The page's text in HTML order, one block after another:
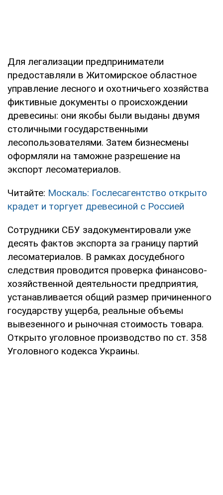
Для легализации предприниматели
предоставляли в Житомирское областное
управление лесного и охотничьего хозяйства
фиктивные документы о происхождении
древесины: они якобы были выданы двумя
столичными государственными
лесопользователями. Затем бизнесмены
оформляли на таможне разрешение на
экспорт лесоматериалов.
Читайте: Москаль: Гослесагентство открыто
крадет и торгует древесиной с Россией
Сотрудники СБУ задокументировали уже
десять фактов экспорта за границу партий
лесоматериалов. В рамках досудебного
следствия проводится проверка финансово-
хозяйственной деятельности предприятия,
устанавливается общий размер причиненного
государству ущерба, реальные объемы
вывезенного и рыночная стоимость товара.
Открыто уголовное производство по ст. 358
Уголовного кодекса Украины.